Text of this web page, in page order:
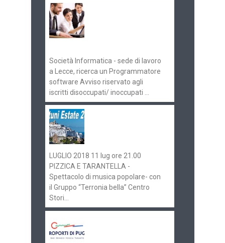
Società Informatica - sede di lavoro
a Lecce, ricerca un Programmatore
software Avviso riservato agli
iscritti disoccupati/ inoccupati ...
LUGLIO 2018 11 lug ore 21.00
PIZZICA E TARANTELLA -
Spettacolo di musica popolare- con
il Gruppo “Terronia bella” Centro
Stori...